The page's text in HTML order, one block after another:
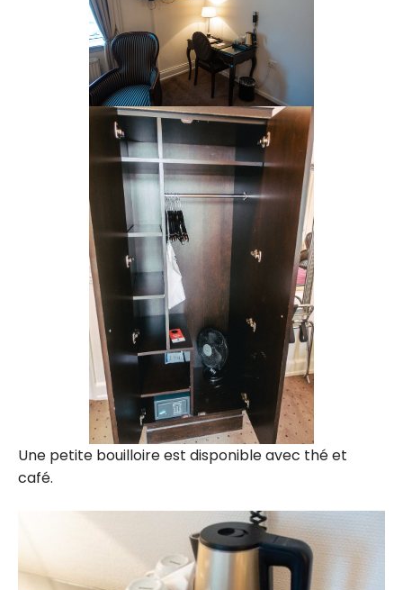
Une petite bouilloire est disponible avec thé et
café.